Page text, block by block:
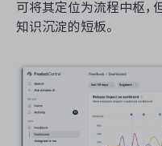
可将其定位为流程中枢，
知识沉淀的短板。